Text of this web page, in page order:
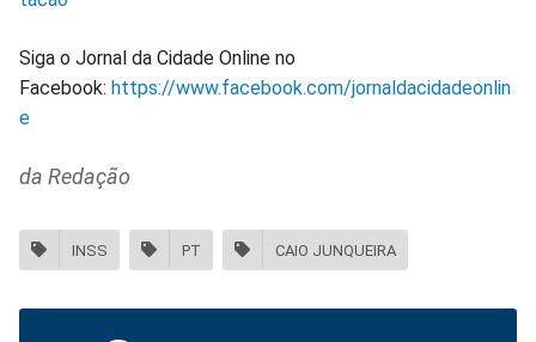
Siga o Jornal da Cidade Online no
Facebook: https://www.facebook.com/jornaldacidadeonlin
e
da Redação
INSS PT CAIO JUNQUEIRA